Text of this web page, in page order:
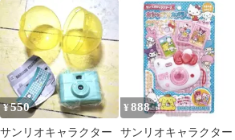
ャ！カシャカメラ ＊
チャーム クロミ
¥550
サンリオキャラクター
¥ 888
サンリオキャラクター